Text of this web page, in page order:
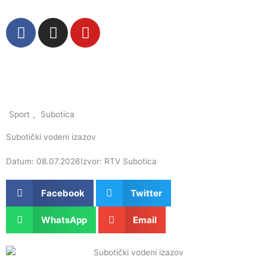
садржај
F
a
o
I
n
r
m
Y
o
Sport , Subotica
Subotički vodeni izazov
Datum: 08.07.2026Izvor: RTV Subotica
Facebook Twitter
WhatsApp Email